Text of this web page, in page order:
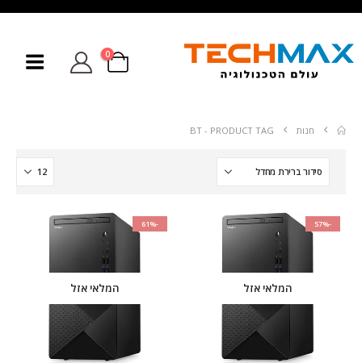
0
חנות PRODUCT TAG -
BT
-57%
המלאי אזל
-61%
המלאי אזל